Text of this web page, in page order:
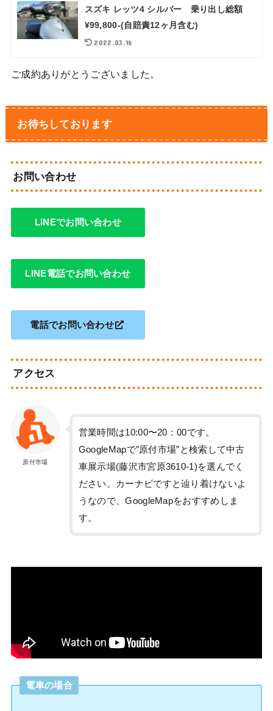
スズキ レッツ4 シルバー 乗り出し総額
¥99,800-(自賠責12ヶ月含む)
2022.03.16
ご成約ありがとうございました。
お待ちしております
お問い合わせ
LINEでお問い合わせ
LINE電話でお問い合わせ
電話でお問い合わせ
アクセス
原付市場
営業時間は10:00〜20：00です。
GoogleMapで”原付市場”と検索して中古
車展示場(藤沢市宮原3610-1)を選んでく
ださい。カーナビですと辿り着けないよ
うなので、GoogleMapをおすすめしま
す。
電車の場合